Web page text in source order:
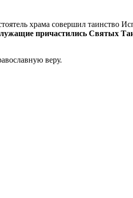
храма совершил таинство
причастились Святых
веру.